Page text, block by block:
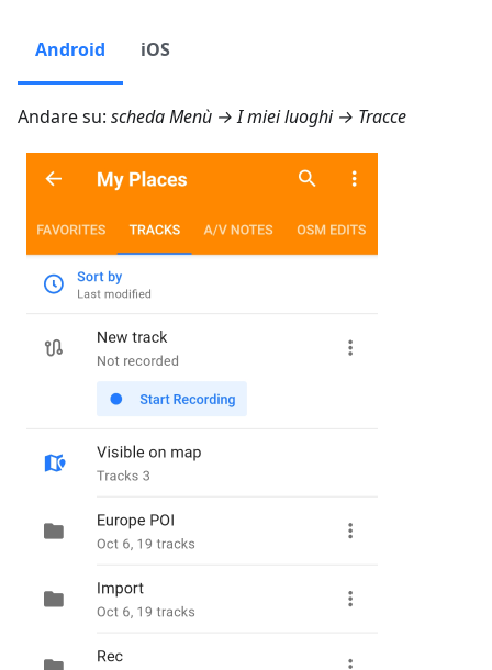
Android iOS
Andare su: schedaMenù → I miei luoghi → Tracce